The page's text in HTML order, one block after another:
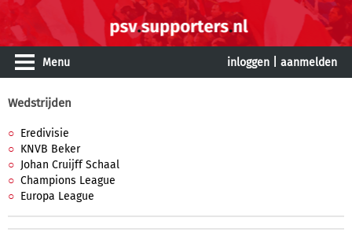
Menu inloggen aanmelden
Wedstrijden
Eredivisie
KNVB Beker
Johan Cruijff Schaal
Champions League
Europa League